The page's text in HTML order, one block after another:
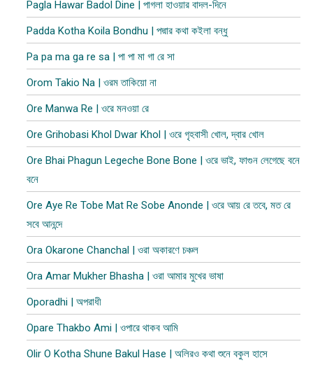
Pagla Hawar Badol Dine | পাগলা হাওয়ার বাদল-দিনে
Padda Kotha Koila Bondhu | পদ্মার কথা কইলা বন্ধু
Pa pa ma ga re sa | পা পা মা গা রে সা
Orom Takio Na | ওরম তাকিয়ো না
Ore Manwa Re | ওরে মনওয়া রে
Ore Grihobasi Khol Dwar Khol | ওরে গৃহবাসী খোল, দ্বার খোল
Ore Bhai Phagun Legeche Bone Bone | ওরে ভাই, ফাগুন লেগেছে বনে
বনে
Ore Aye Re Tobe Mat Re Sobe Anonde | ওরে আয় রে তবে, মত রে
সবে আনন্দে
Ora Okarone Chanchal | ওরা অকারণে চঞ্চল
Ora Amar Mukher Bhasha | ওরা আমার মুখের ভাষা
Oporadhi | অপরাধী
Opare Thakbo Ami | ওপারে থাকব আমি
Olir O Kotha Shune Bakul Hase | অলিরও কথা শুনে বকুল হাসে